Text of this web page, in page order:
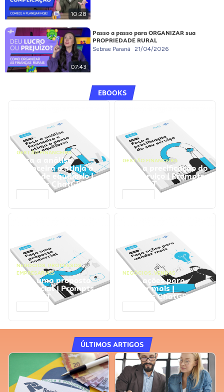
10:28
07:43
Passo a passo para ORGANIZAR sua
PROPRIEDADE RURAL
Sebrae Paraná 21/04/2026
EBOOKS
GESTÃO FINANCEIRA
Faça a análise
financeira e atinja o
ponto de equilíbrio |
Prompts ChatGPT
GESTÃO FINANCEIRA
Faça a precificação do
seu serviço | Prompts
ChatGPT
NEGÓCIOS, PROCESSOS
EMPRESARIAIS
Faça uma proposta
comercial | Prompts
ChatGPT
NEGÓCIOS, VENDAS
Faça ações para
vender mais |
Prompts ChatGPT
ÚLTIMOS ARTIGOS